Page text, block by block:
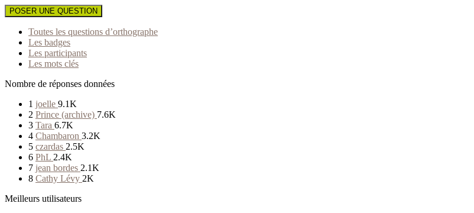
POSER UNE QUESTION
Toutes les questions d’orthographe
Les badges
Les participants
Les mots clés
Nombre de réponses données
1 joelle 9.1K
2 Prince (archive) 7.6K
3 Tara 6.7K
4 Chambaron 3.2K
5 czardas 2.5K
6 PhL 2.4K
7 jean bordes 2.1K
8 Cathy Lévy 2K
Meilleurs utilisateurs